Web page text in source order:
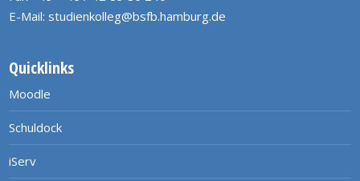
E-Mail: studienkolleg@bsfb.hamburg.de
Quicklinks
Moodle
Schuldock
iServ